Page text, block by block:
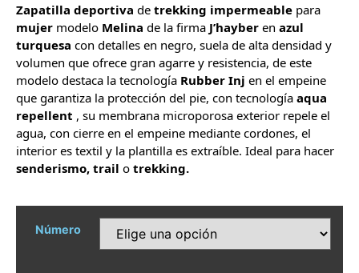
Zapatilla deportiva de trekking impermeable para
mujer modelo Melina de la firma J’hayber en azul
turquesa con detalles en negro, suela de alta densidad y
volumen que ofrece gran agarre y resistencia, de este
modelo destaca la tecnología Rubber Inj en el empeine
que garantiza la protección del pie, con tecnologí­a aqua
repellent , su membrana microporosa exterior repele el
agua, con cierre en el empeine mediante cordones, el
interior es textil y la plantilla es extraíble. Ideal para hacer
senderismo, trail o trekking.
Número